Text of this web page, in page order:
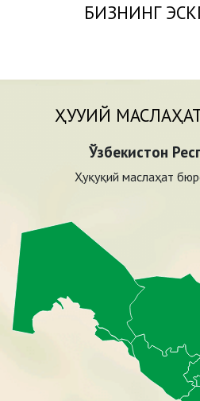
БИЗНИНГ
ҲУҚУҚИЙ
Ўзбекистон
Ҳуқуқий маслаҳат